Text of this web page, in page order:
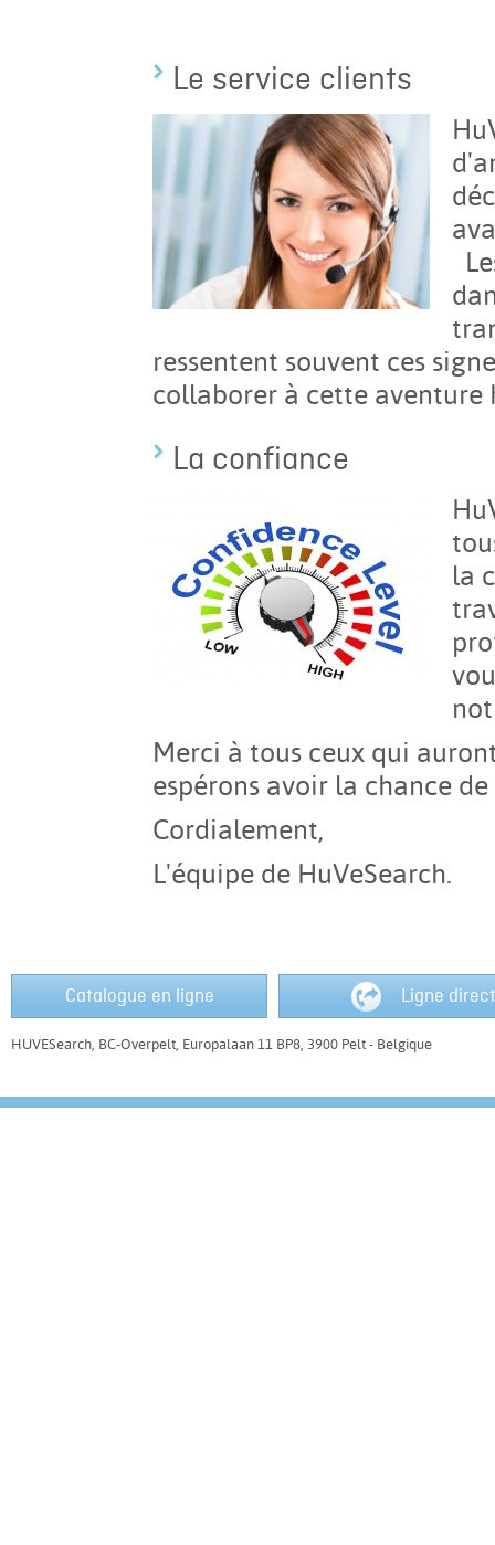
Le service clients
ressentent souvent ces
collaborer à cette aventure
La confiance
la
Merci à tous ceux qui
espérons avoir la chance
Cordialement,
L'équipe de HuVeSearch.
Catalogue en ligne Ligne
HUVESearch, BC-Overpelt, Europalaan 11 BP8, 3900 Pelt - Belgique